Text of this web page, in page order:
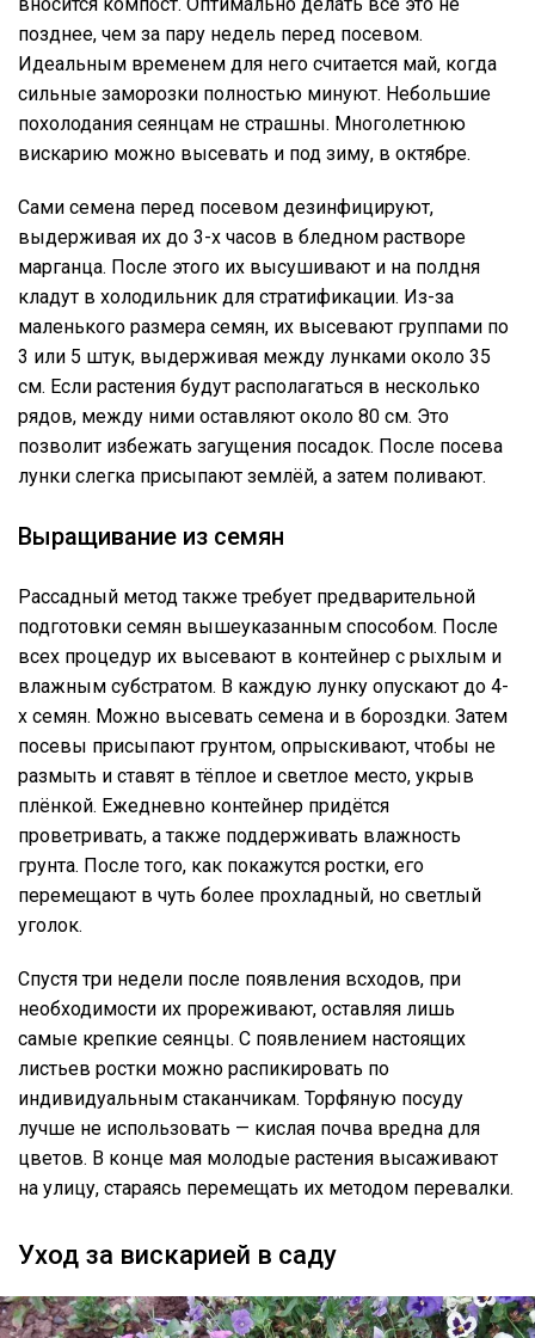
позднее, чем за пару недель перед посевом.
Идеальным временем для него считается май, когда
сильные заморозки полностью минуют. Небольшие
похолодания сеянцам не страшны. Многолетнюю
вискарию можно высевать и под зиму, в октябре.
Сами семена перед посевом дезинфицируют,
выдерживая их до 3-х часов в бледном растворе
марганца. После этого их высушивают и на полдня
кладут в холодильник для стратификации. Из-за
маленького размера семян, их высевают группами по
3 или 5 штук, выдерживая между лунками около 35
см. Если растения будут располагаться в несколько
рядов, между ними оставляют около 80 см. Это
позволит избежать загущения посадок. После посева
лунки слегка присыпают землёй, а затем поливают.
Выращивание из семян
Рассадный метод также требует предварительной
подготовки семян вышеуказанным способом. После
всех процедур их высевают в контейнер с рыхлым и
влажным субстратом. В каждую лунку опускают до 4-
х семян. Можно высевать семена и в бороздки. Затем
посевы присыпают грунтом, опрыскивают, чтобы не
размыть и ставят в тёплое и светлое место, укрыв
плёнкой. Ежедневно контейнер придётся
проветривать, а также поддерживать влажность
грунта. После того, как покажутся ростки, его
перемещают в чуть более прохладный, но светлый
уголок.
Спустя три недели после появления всходов, при
необходимости их прореживают, оставляя лишь
самые крепкие сеянцы. С появлением настоящих
листьев ростки можно распикировать по
индивидуальным стаканчикам. Торфяную посуду
лучше не использовать — кислая почва вредна для
цветов. В конце мая молодые растения высаживают
на улицу, стараясь перемещать их методом перевалки.
Уход за вискарией в саду